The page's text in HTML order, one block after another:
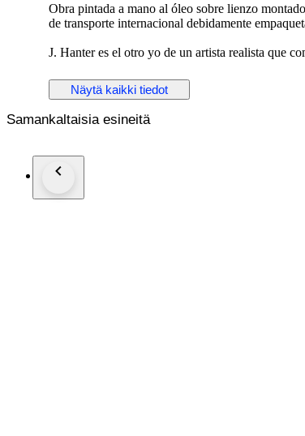
Obra pintada a mano al óleo sobre lienzo
de transporte internacional debidamente
J. Hanter es el otro yo de un artista realista que
encontró una mayor libertad para expresar
de la representación objetiva, dando paso a una
Näytä kaikki tiedot
Samankaltaisia esineitä